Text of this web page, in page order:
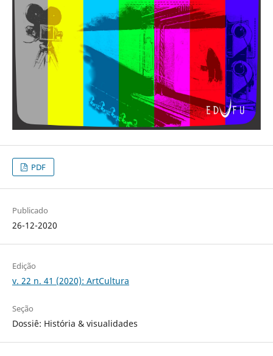
PDF
Publicado
26-12-2020
Edição
v. 22 n. 41 (2020): ArtCultura
Seção
Dossiê: História & visualidades